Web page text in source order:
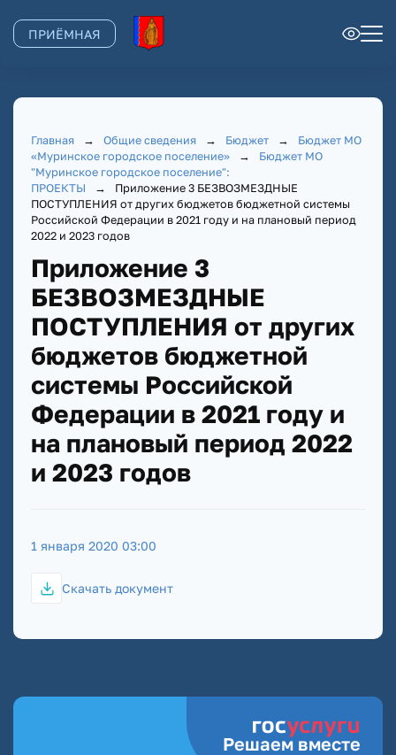
ПРИЁМНАЯ
Главная → Общие сведения → Бюджет →
Бюджет МО
«Муринское городское поселение»
→
Бюджет МО
"Муринское городское поселение":
ПРОЕКТЫ
→
Приложение 3 БЕЗВОЗМЕЗДНЫЕ
ПОСТУПЛЕНИЯ от других бюджетов бюджетной системы
Российской Федерации в 2021 году и на плановый период
2022 и 2023 годов
Приложение 3
БЕЗВОЗМЕЗДНЫЕ
ПОСТУПЛЕНИЯ от других
бюджетов бюджетной
системы Российской
Федерации в 2021 году и
на плановый период 2022
и 2023 годов
1 января 2020 03:00
Скачать документ
Решаем вместе